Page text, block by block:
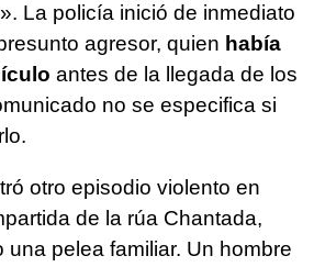
». La policía inició de inmediato
agresor, quien había
antes de la llegada de los
no se especifica si
otro episodio violento en
de la rúa Chantada,
una pelea familiar. Un hombre